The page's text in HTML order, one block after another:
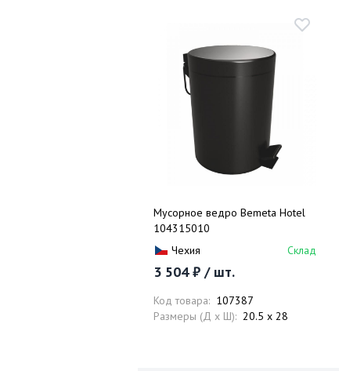
Мусорное ведро Bemeta Hotel
104315010
Чехия
Склад
3 504 ₽ / шт.
Код товара: 107387
Размеры (Д x Ш): 20.5 x 28